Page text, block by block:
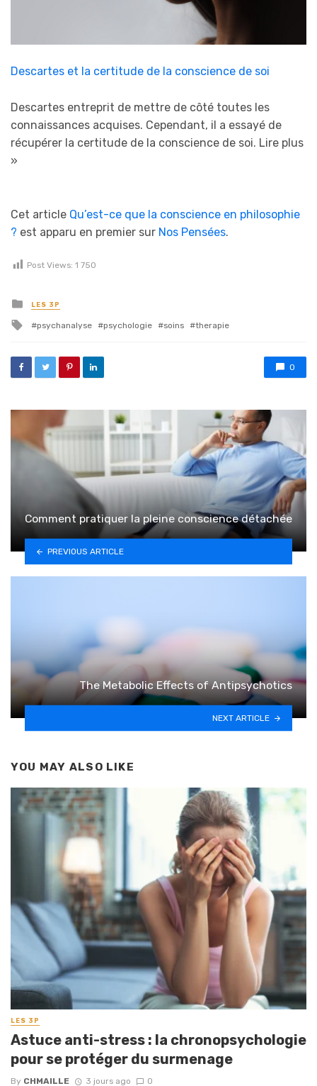
Descartes et la certitude de la conscience de soi
Descartes entreprit de mettre de côté toutes les
connaissances acquises. Cependant, il a essayé de
récupérer la certitude de la conscience de soi. Lire plus
»
Cet article Qu’est-ce que la conscience en philosophie
? est apparu en premier sur Nos Pensées.
Post Views: 1 750
Posted in
LES 3P
Tagged with
psychanalyse psychologie soins therapie
0
Comment pratiquer la pleine conscience détachée
PREVIOUS ARTICLE
The Metabolic Effects of Antipsychotics
NEXT ARTICLE
YOU MAY ALSO LIKE
LES 3P
Astuce anti-stress : la chronopsychologie
pour se protéger du surmenage
By CHMAILLE 3 jours ago 0